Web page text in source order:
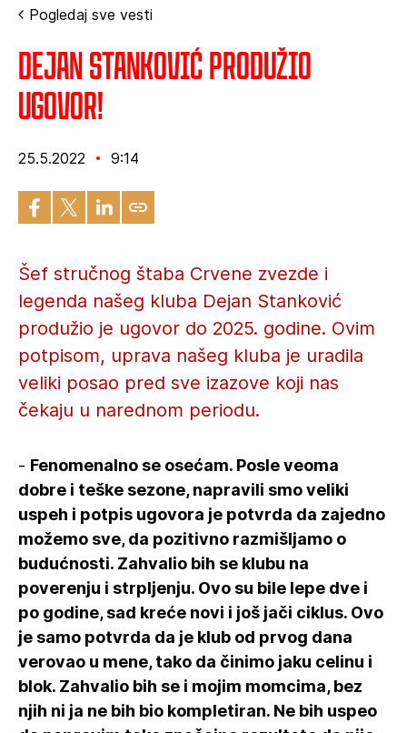
Pogledaj sve vesti
Dejan Stanković produžio
ugovor!
25.5.2022 9:14
Šef stručnog štaba Crvene zvezde i
legenda našeg kluba Dejan Stanković
produžio je ugovor do 2025. godine. Ovim
potpisom, uprava našeg kluba je uradila
veliki posao pred sve izazove koji nas
čekaju u narednom periodu.
- Fenomenalno se osećam. Posle veoma
dobre i teške sezone, napravili smo veliki
uspeh i potpis ugovora je potvrda da zajedno
možemo sve, da pozitivno razmišljamo o
budućnosti. Zahvalio bih se klubu na
poverenju i strpljenju. Ovo su bile lepe dve i
po godine, sad kreće novi i još jači ciklus. Ovo
je samo potvrda da je klub od prvog dana
verovao u mene, tako da činimo jaku celinu i
blok. Zahvalio bih se i mojim momcima, bez
njih ni ja ne bih bio kompletiran. Ne bih uspeo